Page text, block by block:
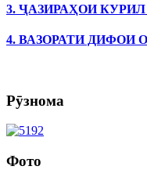
3. ҶАЗИРАҲОИ
4. ВАЗОРАТИ
Рӯзнома
Фото